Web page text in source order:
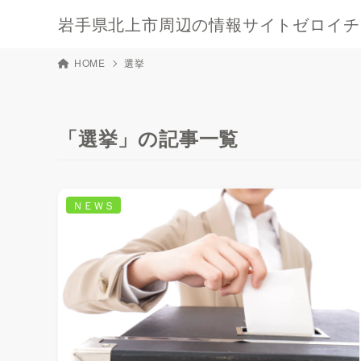
岩手県北上市周辺の情報サイトゼロイ
HOME 選挙
「選挙」の記事一覧
ＮＥＷＳ